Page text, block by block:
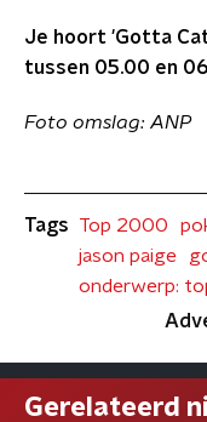
Je hoort 'Gotta
tussen 05.00 en
Foto omslag: ANP
Tags Top 2000
jason paige
onderwerp:
Gerelateerd